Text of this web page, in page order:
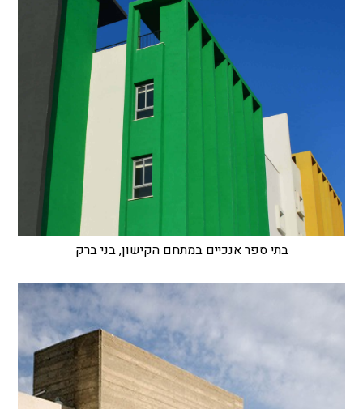
בתי ספר אנכיים במתחם הקישון, בני ברק